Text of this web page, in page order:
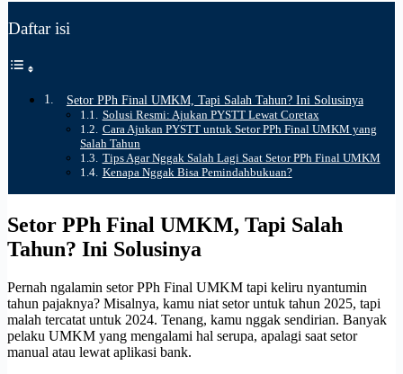
Daftar isi
Setor PPh Final UMKM, Tapi Salah Tahun? Ini Solusinya
Solusi Resmi: Ajukan PYSTT Lewat Coretax
Cara Ajukan PYSTT untuk Setor PPh Final UMKM yang
Salah Tahun
Tips Agar Nggak Salah Lagi Saat Setor PPh Final UMKM
Kenapa Nggak Bisa Pemindahbukuan?
Setor PPh Final UMKM, Tapi Salah
Tahun? Ini Solusinya
Pernah ngalamin setor PPh Final UMKM tapi keliru nyantumin
tahun pajaknya? Misalnya, kamu niat setor untuk tahun 2025, tapi
malah tercatat untuk 2024. Tenang, kamu nggak sendirian. Banyak
pelaku UMKM yang mengalami hal serupa, apalagi saat setor
manual atau lewat aplikasi bank.